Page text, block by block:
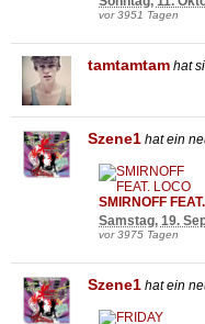
vor 3951 Tagen
tamtamtam hat
Szene1 hat ein
SMIRNOFF
Samstag, 19.
vor 3975 Tagen
Szene1 hat ein